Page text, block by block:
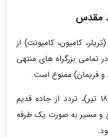
مقدس
کامیون، کامیونت) از
تا 20 آدینه در تمامی بزرگراه های منتهی
و فریمان) ممنوع است.
بعلاوه از ساعت 14 پنجشنبه (18 تیر)، تردد از جاده قدیم
و مسیر به صورت یک طرفه